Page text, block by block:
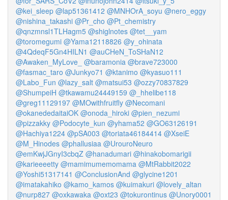
@kei_sleep @lap51361412 @MNHOrA_soyu @nero_eggy
@nishina_takashi @Pr_cho @Pt_chemistry
@qnzmnsl1TLHagm5 @shiglnotes @tet__yam
@toromegumi @Yama12118826 @y_ohinata
@4QdeqF5Gn4HILN1 @auCHeN_ToSHaN12
@Awaken_MyLove_ @baramonia @brave723000
@fasmac_taro @Junkyo71 @ktanimo @kyasuo111
@Labo_Fun @lazy_salt @matsui53 @ozzy70837829
@ShumpeiH @tkawamu24449159 @_hhelibe118
@greg11129197 @MOwithfruitfly @Necomani
@okanededaitaiOK @onoda_hiroki @pien_nezumi
@pizzakky @Podocyte_kun @yhama52 @GO63126191
@Hachiya1224 @pSA003 @toriata46184414 @XseiE
@M_Hinodes @phallusiaa @UrouroNeuro
@emKwjJGnyI3cbqZ @hanadumari @hinakobomarigii
@karieeeetty @mamimumemomama @MtRabbit2022
@Yoshi51317141 @ConclusionAnd @glycine1201
@imatakahiko @kamo_kamos @kuimakuri @lovely_altan
@nurp827 @oxkawaka @oxt23 @tokurontinus @Unory0001